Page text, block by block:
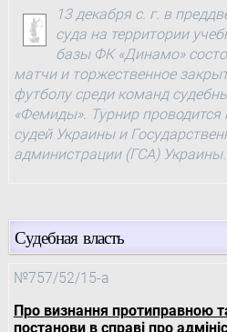
13 декабря с. г. в
суда на территории
базы ФК «Динамо»
матчи и торжественное
футболу среди команд
«Фемиды». Турнир
судей Украины и
администрации (ГСА) Украины.
Судебная власть
№757/52/15-а
Про визнання протиправною
постанови в справі про